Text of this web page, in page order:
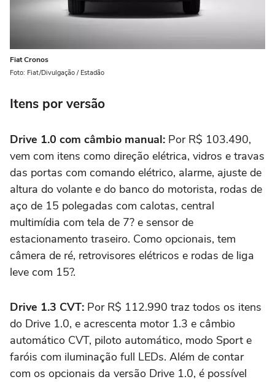
Fiat Cronos
Foto: Fiat/Divulgação / Estadão
Itens por versão
Drive 1.0 com câmbio manual: Por R$ 103.490,
vem com itens como direção elétrica, vidros e travas
das portas com comando elétrico, alarme, ajuste de
altura do volante e do banco do motorista, rodas de
aço de 15 polegadas com calotas, central
multimídia com tela de 7? e sensor de
estacionamento traseiro. Como opcionais, tem
câmera de ré, retrovisores elétricos e rodas de liga
leve com 15?.
Drive 1.3 CVT: Por R$ 112.990 traz todos os itens
do Drive 1.0, e acrescenta motor 1.3 e câmbio
automático CVT, piloto automático, modo Sport e
faróis com iluminação full LEDs. Além de contar
com os opcionais da versão Drive 1.0, é possível